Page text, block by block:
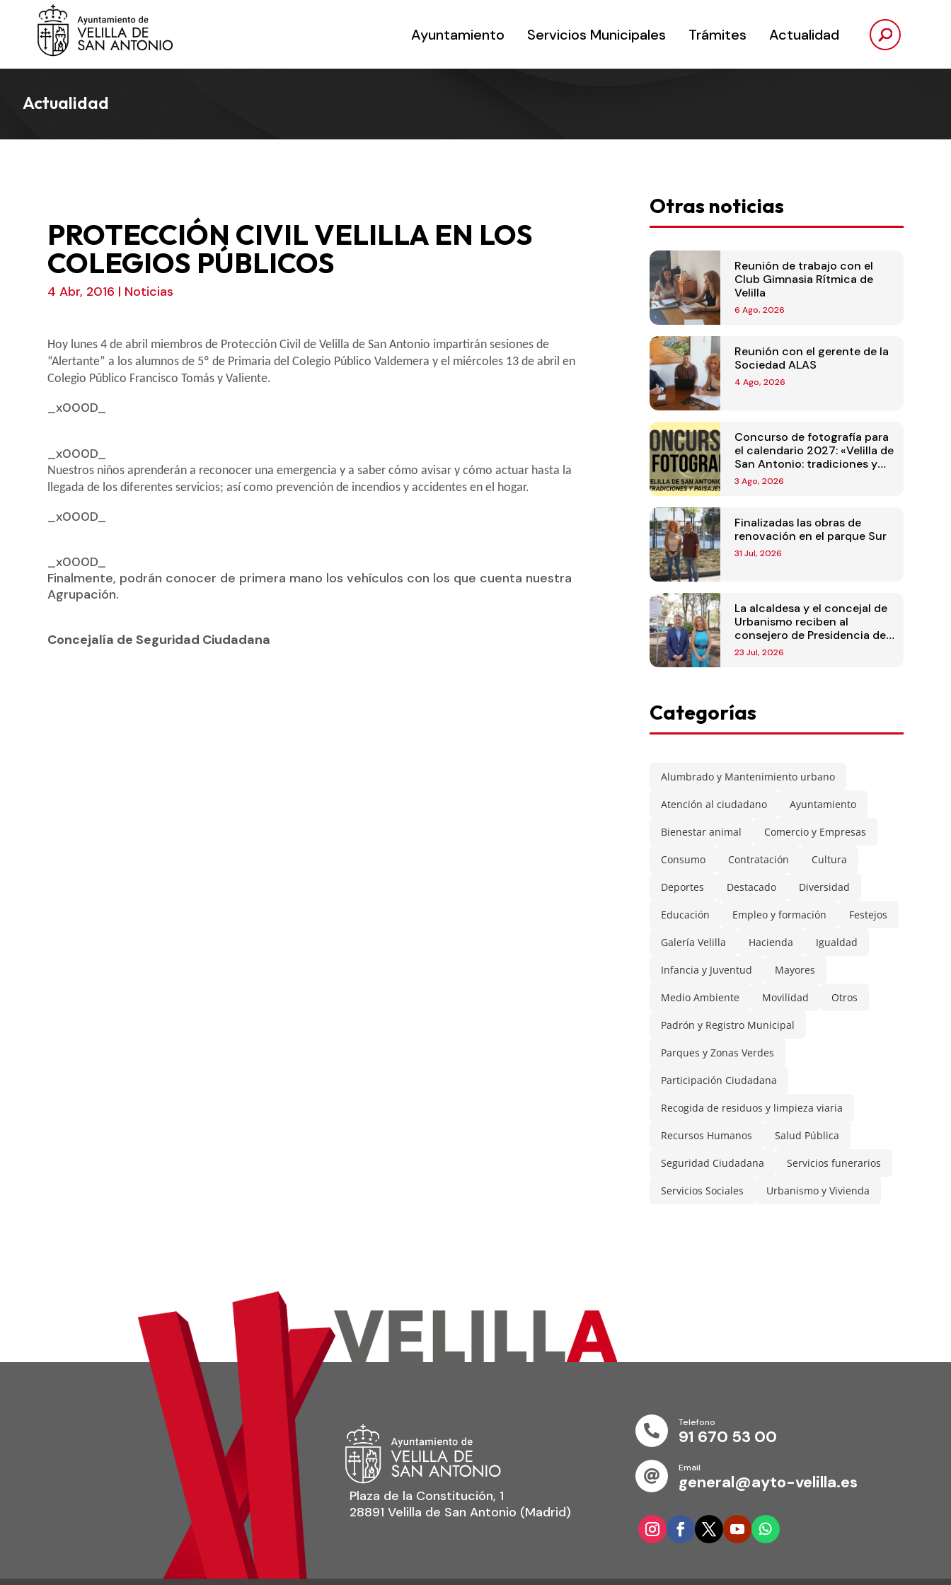
Ayuntamiento Servicios Municipales Trámites Actualidad
Actualidad
PROTECCIÓN CIVIL VELILLA EN LOS
COLEGIOS PÚBLICOS
4 Abr, 2016 | Noticias
Hoy lunes 4 de abril miembros de Protección Civil de Velilla de San Antonio impartirán sesiones de
“Alertante” a los alumnos de 5º de Primaria del Colegio Público Valdemera y el miércoles 13 de abril en
Colegio Público Francisco Tomás y Valiente.
_x000D_
_x000D_
Nuestros niños aprenderán a reconocer una emergencia y a saber cómo avisar y cómo actuar hasta la
llegada de los diferentes servicios; así como prevención de incendios y accidentes en el hogar.
_x000D_
_x000D_
Finalmente, podrán conocer de primera mano los vehículos con los que cuenta nuestra
Agrupación.
Concejalía de Seguridad Ciudadana
Otras noticias
Reunión de trabajo con el
Club Gimnasia Rítmica de
Velilla
6 Ago, 2026
Reunión con el gerente de la
Sociedad ALAS
4 Ago, 2026
Concurso de fotografía para
el calendario 2027: «Velilla de
San Antonio: tradiciones y
paisajes»
3 Ago, 2026
Finalizadas las obras de
renovación en el parque Sur
31 Jul, 2026
La alcaldesa y el concejal de
Urbanismo reciben al
consejero de Presidencia de
la Comunidad de Madrid
23 Jul, 2026
Categorías
Alumbrado y Mantenimiento urbano
Atención al ciudadano Ayuntamiento
Bienestar animal Comercio y Empresas
Consumo Contratación Cultura
Deportes Destacado Diversidad
Educación Empleo y formación Festejos
Galería Velilla Hacienda Igualdad
Infancia y Juventud Mayores
Medio Ambiente Movilidad Otros
Padrón y Registro Municipal
Parques y Zonas Verdes
Participación Ciudadana
Recogida de residuos y limpieza viaria
Recursos Humanos Salud Pública
Seguridad Ciudadana Servicios funerarios
Servicios Sociales Urbanismo y Vivienda
Plaza de la Constitución, 1
28891 Velilla de San Antonio (Madrid)

Telefono
91 670 53 00

Email
general@ayto-velilla.es